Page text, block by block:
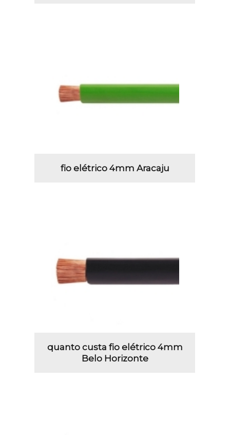
fio elétrico 4mm Aracaju
quanto custa fio elétrico 4mm
Belo Horizonte